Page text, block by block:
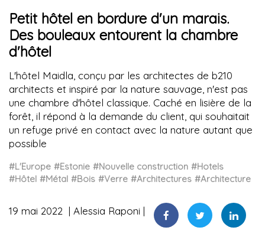
Petit hôtel en bordure d'un marais.
Des bouleaux entourent la chambre
d'hôtel
L'hôtel Maidla, conçu par les architectes de b210
architects et inspiré par la nature sauvage, n'est pas
une chambre d'hôtel classique. Caché en lisière de la
forêt, il répond à la demande du client, qui souhaitait
un refuge privé en contact avec la nature autant que
possible
#L'Europe #Estonie #Nouvelle construction #Hotels
#Hôtel #Métal #Bois #Verre #Architectures #Architecture
19 mai 2022 Alessia Raponi